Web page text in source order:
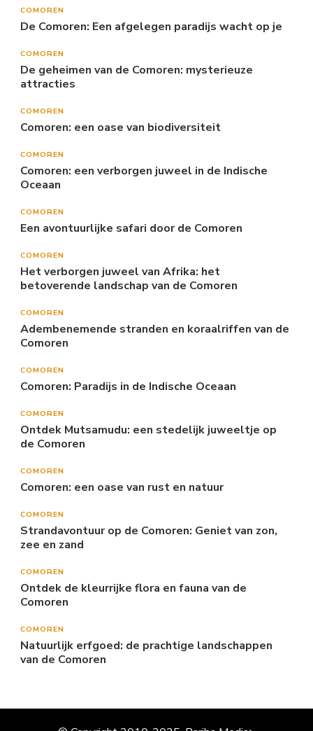
COMOREN
De Comoren: Een afgelegen paradijs wacht op je
COMOREN
De geheimen van de Comoren: mysterieuze
attracties
COMOREN
Comoren: een oase van biodiversiteit
COMOREN
Comoren: een verborgen juweel in de Indische
Oceaan
COMOREN
Een avontuurlijke safari door de Comoren
COMOREN
Het verborgen juweel van Afrika: het
betoverende landschap van de Comoren
COMOREN
Adembenemende stranden en koraalriffen van de
Comoren
COMOREN
Comoren: Paradijs in de Indische Oceaan
COMOREN
Ontdek Mutsamudu: een stedelijk juweeltje op
de Comoren
COMOREN
Comoren: een oase van rust en natuur
COMOREN
Strandavontuur op de Comoren: Geniet van zon,
zee en zand
COMOREN
Ontdek de kleurrijke flora en fauna van de
Comoren
COMOREN
Natuurlijk erfgoed: de prachtige landschappen
van de Comoren